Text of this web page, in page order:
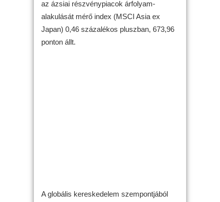
az ázsiai részvénypiacok árfolyam-
alakulását mérő index (MSCI Asia ex
Japan) 0,46 százalékos pluszban, 673,96
ponton állt.
A globális kereskedelem szempontjából